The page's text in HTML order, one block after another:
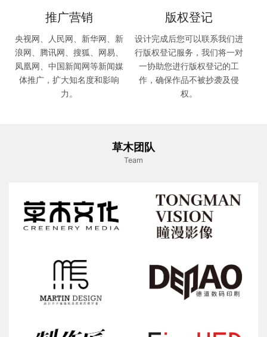
推广营销
央视网、人民网、新华网、新
浪网、腾讯网、搜狐、网易、
凤凰网、中国新闻网等新闻媒
体推广，扩大知名度和影响
力。
版权登记
设计完成后您可以联系我们进
行版权登记服务，我们将一对
一协助您进行版权登记的工
作，确保作品不被抄袭及侵
权。
草木团队
Team